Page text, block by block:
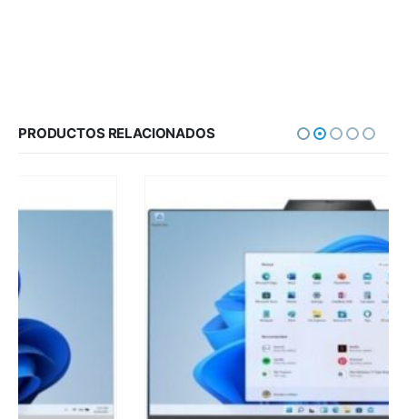
PRODUCTOS RELACIONADOS